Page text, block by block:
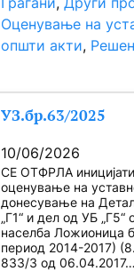
Оценување на
општи акти,
УЗ.бр.63/2025
10/06/2026
СЕ ОТФРЛА
оценување на
донесување на
„Г1“ и дел од УБ
населба Ложионица
период 2014-2017)
833/3 од 06.04.2017…